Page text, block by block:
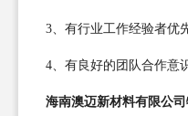
3、有行业工作经验者优
4、有良好的团队合作意
海南澳迈新材料有限公司